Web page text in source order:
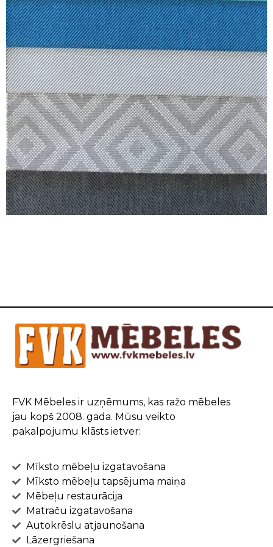
FVK Mēbeles ir uzņēmums, kas ražo mēbeles
jau kopš 2008. gada. Mūsu veikto
pakalpojumu klāsts ietver:
Mīksto mēbeļu izgatavošana
Mīksto mēbeļu tapsējuma maiņa
Mēbeļu restaurācija
Matraču izgatavošana
Autokrēslu atjaunošana
Lāzergriešana